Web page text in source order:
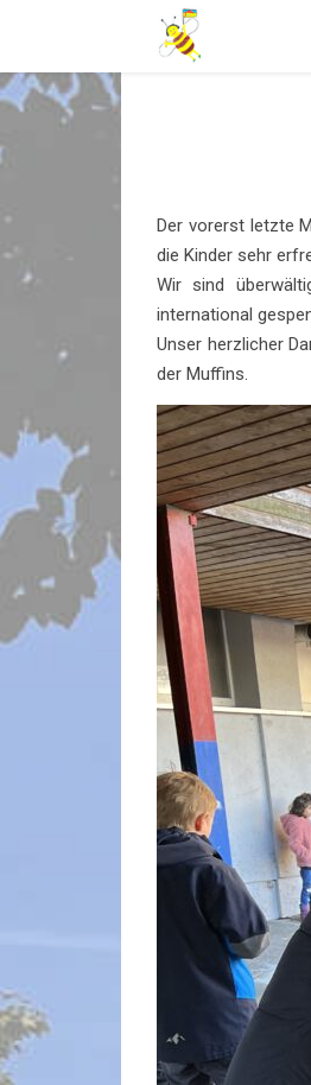
Der vorerst letzte
die Kinder sehr
Wir sind
international
Unser herzlicher
der Muffins.